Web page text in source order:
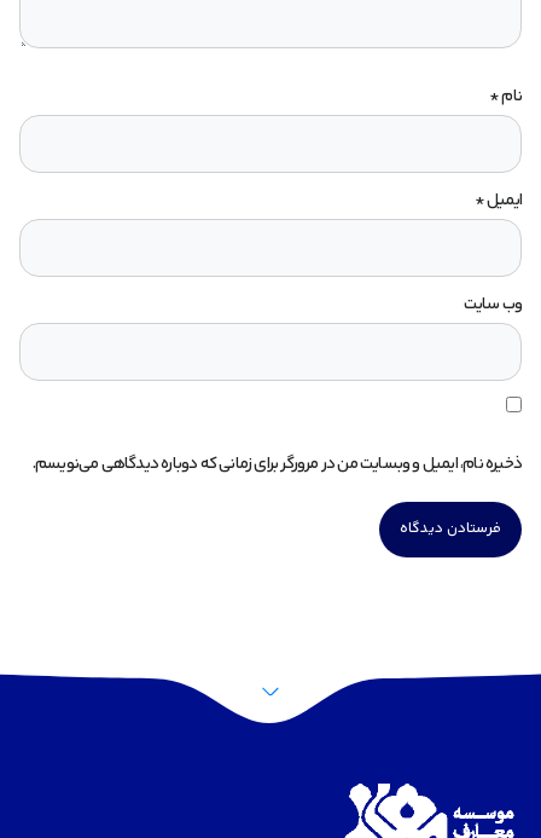
نام*
ایمیل*
وب‌ سایت
ذخیره نام، ایمیل و وبسایت من در مرورگر برای زمانی که دوباره دیدگاهی می‌نویسم.